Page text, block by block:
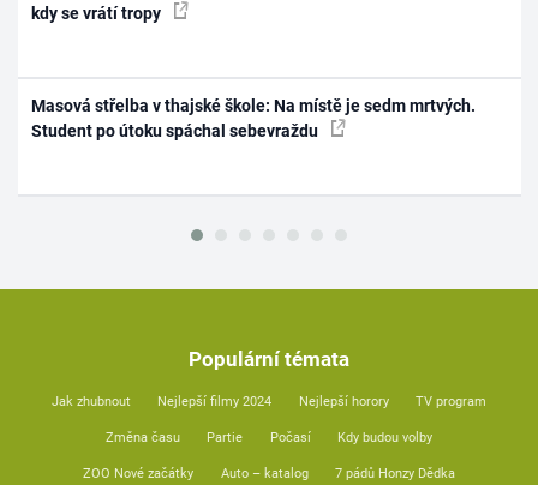
kdy se vrátí tropy
Masová střelba v thajské škole: Na místě je sedm mrtvých.
Student po útoku spáchal sebevraždu
Populární témata
Jak zhubnout Nejlepší filmy 2024 Nejlepší horory TV program
Změna času Partie Počasí Kdy budou volby
ZOO Nové začátky Auto – katalog 7 pádů Honzy Dědka